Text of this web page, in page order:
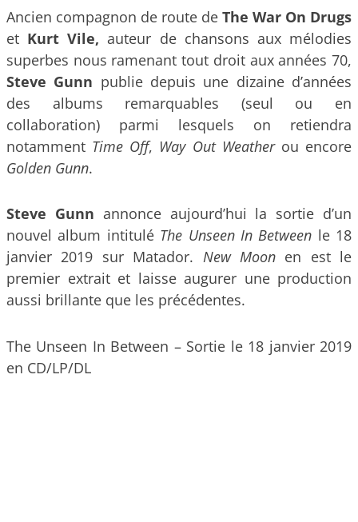
Ancien compagnon de route de The War On Drugs
et Kurt Vile, auteur de chansons aux mélodies
superbes nous ramenant tout droit aux années 70,
Steve Gunn publie depuis une dizaine d’années
des albums remarquables (seul ou en
collaboration) parmi lesquels on retiendra
notamment Time Off, Way Out Weatherou encore
Golden Gunn.
Steve Gunn annonce aujourd’hui la sortie d’un
nouvel album intitulé The Unseen In Between le 18
janvier 2019 sur Matador. New Moonen est le
premier extrait et laisse augurer une production
aussi brillante que les précédentes.
The Unseen In Between – Sortie le 18 janvier 2019
en CD/LP/DL